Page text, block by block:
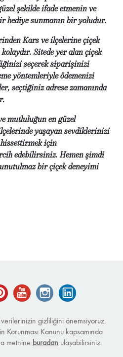
şekilde ifade etmenin ve
hediye sunmanın bir yoludur.
Kars ve ilçelerine çiçek
Sitede yer alan çiçek
seçerek siparişinizi
yöntemleriyle ödemenizi
seçtiğiniz adrese zamanında
mutluluğun en güzel
yaşayan sevdiklerinizi
için
edebilirsiniz. Hemen şimdi
bir çiçek deneyimi
Pinterest YouTube Instagram
gizliliğini önemsiyoruz.
Korunması Kanunu kapsamında
metnine buradan ulaşabilirsiniz.